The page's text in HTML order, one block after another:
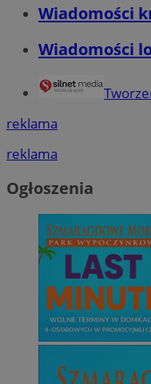
Wiadomości
Wiadomości
reklama
reklama
Ogłoszenia